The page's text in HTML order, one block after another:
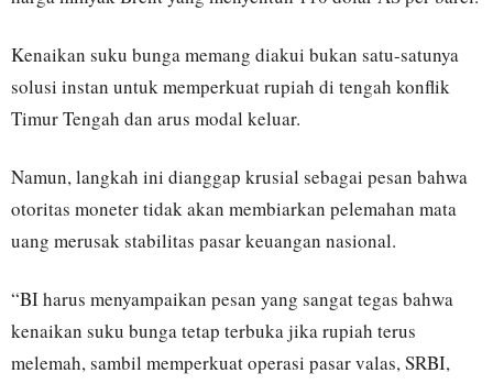
Kenaikan suku bunga memang diakui bukan satu-satunya
solusi instan untuk memperkuat rupiah di tengah konflik
Timur Tengah dan arus modal keluar.
Namun, langkah ini dianggap krusial sebagai pesan bahwa
otoritas moneter tidak akan membiarkan pelemahan mata
uang merusak stabilitas pasar keuangan nasional.
“BI harus menyampaikan pesan yang sangat tegas bahwa
kenaikan suku bunga tetap terbuka jika rupiah terus
melemah, sambil memperkuat operasi pasar valas, SRBI,